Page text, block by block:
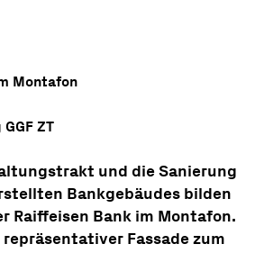
und die Sanierung
Bankgebäudes bilden
Raiffeisen Bank im Montafon.
Fassade zum
Montafon
ZT